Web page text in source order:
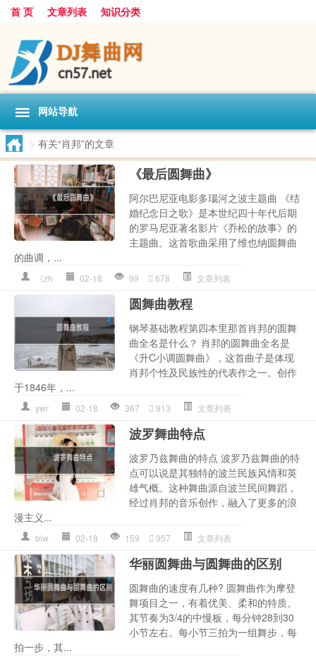
首 页 文章列表 知识分类
网站导航
> 有关“肖邦”的文章
《最后圆舞曲》
阿尔巴尼亚电影多瑙河之波主题曲 《结
婚纪念日之歌》是本世纪四十年代后期
的罗马尼亚著名影片《乔松的故事》的
主题曲。这首歌曲采用了维也纳圆舞曲
的曲调，...
《zh 02-18 99 678 文章列表
圆舞曲教程
钢琴基础教程第四本里那首肖邦的圆舞
曲全名是什么？ 肖邦的圆舞曲全名是
《升C小调圆舞曲》，这首曲子是体现
肖邦个性及民族性的代表作之一。创作
于1846年，...
ywr 02-18 367 913 文章列表
波罗舞曲特点
波罗乃兹舞曲的特点 波罗乃兹舞曲的特
点可以说是其独特的波兰民族风情和英
雄气概。这种舞曲源自波兰民间舞蹈，
经过肖邦的音乐创作，融入了更多的浪
漫主义...
blw 02-18 159 957 文章列表
华丽圆舞曲与圆舞曲的区别
圆舞曲的速度有几种? 圆舞曲作为摩登
舞项目之一，有着优美、柔和的特质。
其节奏为3/4的中慢板，每分钟28到30
小节左右。每小节三拍为一组舞步，每
拍一步，其...